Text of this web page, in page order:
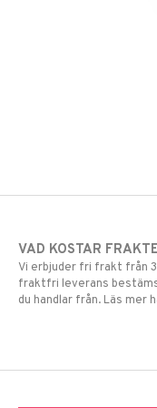
VAD KOSTAR
Vi erbjuder fri frakt från
fraktfri leverans
du handlar från. Läs mer